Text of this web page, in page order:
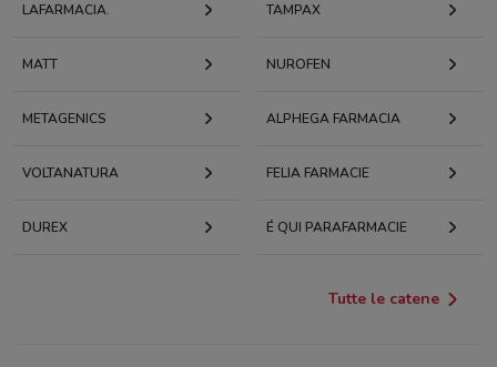
LAFARMACIA. TAMPAX
MATT NUROFEN
METAGENICS ALPHEGA FARMACIA
VOLTANATURA FELIA FARMACIE
DUREX É QUI PARAFARMACIE
Tutte le catene